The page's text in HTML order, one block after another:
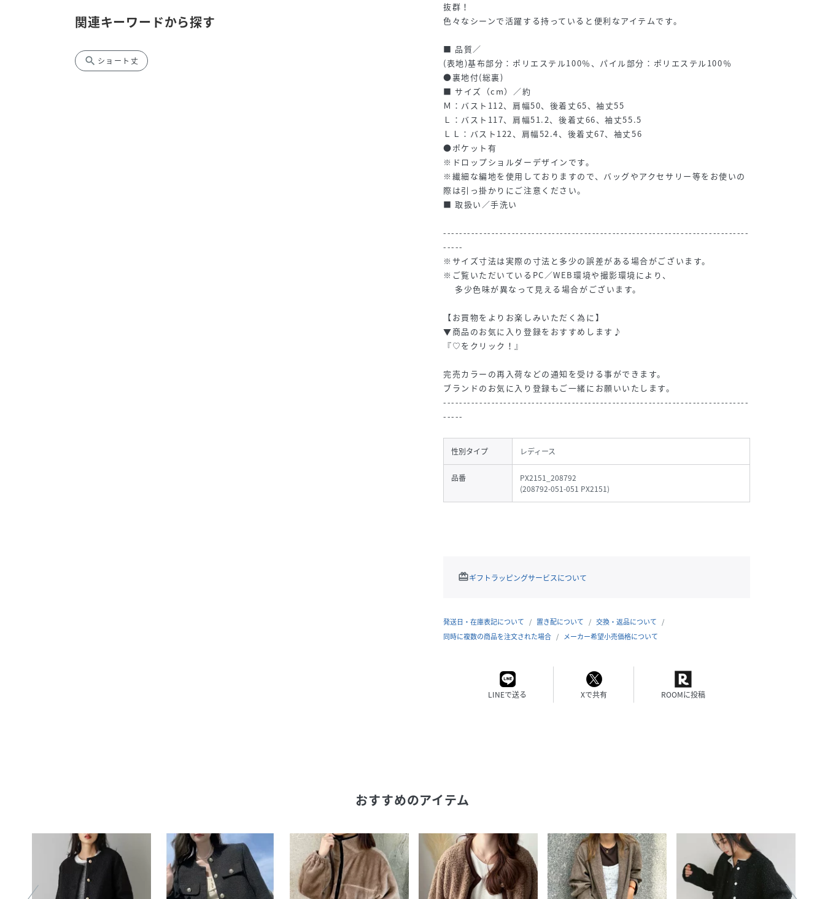
関連キーワードから探す
search ショート丈
抜群！
色々なシーンで活躍する持っていると便利なアイテムです。
■ 品質／
(表地)基布部分：ポリエステル100％、パイル部分：ポリエステル100％
●裏地付(総裏)
■ サイズ（cm）／約
Ｍ：バスト112、肩幅50、後着丈65、袖丈55
Ｌ：バスト117、肩幅51.2、後着丈66、袖丈55.5
ＬＬ：バスト122、肩幅52.4、後着丈67、袖丈56
●ポケット有
※ドロップショルダーデザインです。
※繊細な編地を使用しておりますので、バッグやアクセサリー等をお使いの
際は引っ掛かりにご注意ください。
■ 取扱い／手洗い
----------------------------------------------------------------------------
-----
※サイズ寸法は実際の寸法と多少の誤差がある場合がございます。
※ご覧いただいているPC／WEB環境や撮影環境により、
多少色味が異なって見える場合がございます。
【お買物をよりお楽しみいただく為に】
▼商品のお気に入り登録をおすすめします♪
『♡をクリック！』
完売カラーの再入荷などの通知を受ける事ができます。
ブランドのお気に入り登録もご一緒にお願いいたします。
----------------------------------------------------------------------------
-----
性別タイプ レディース
品番
PX2151_208792
(208792-051-051 PX2151)
redeemギフトラッピングサービスについて
発送日・在庫表記について 置き配について
交換・返品について
同時に複数の商品を注文された場合
メーカー希望小売価格について
LINEで送る Xで共有 ROOMに投稿
おすすめのアイテム